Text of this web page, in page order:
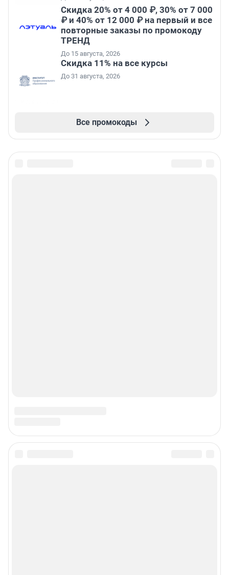
Скидка 20% от 4 000 ₽, 30% от 7 000
₽ и 40% от 12 000 ₽ на первый и все
повторные заказы по промокоду
ТРЕНД
До 15 августа, 2026
Скидка 11% на все курсы
До 31 августа, 2026
Все промокоды